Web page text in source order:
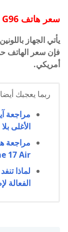
سعر هاتف Infinix Note 12 G96
يأتي الجهاز
أمريكي.
ربما يعجبك
الأغلى
17 Air
لماذا
الفعالة